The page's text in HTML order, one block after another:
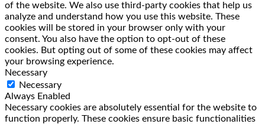
of the website. We also use third-party cookies that help us
analyze and understand how you use this website. These
cookies will be stored in your browser only with your
consent. You also have the option to opt-out of these
cookies. But opting out of some of these cookies may affect
your browsing experience.
Necessary
Necessary
Always Enabled
Necessary cookies are absolutely essential for the website to
function properly. These cookies ensure basic functionalities